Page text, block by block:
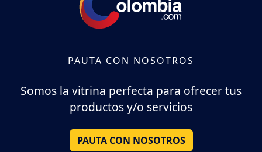
PAUTA CON NOSOTROS
Somos la vitrina perfecta para ofrecer tus
productos y/o servicios
PAUTA CON NOSOTROS